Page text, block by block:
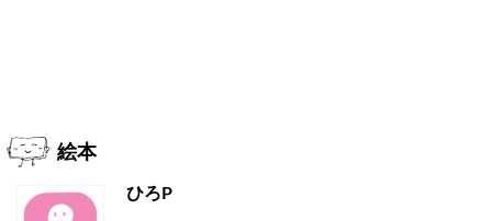
絵本
ひろP